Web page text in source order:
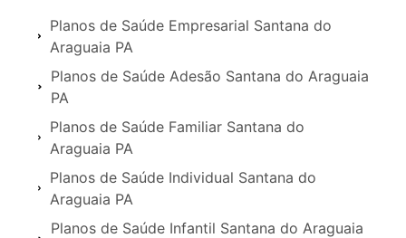
Planos de Saúde Empresarial Santana do
Araguaia PA
Planos de Saúde Adesão Santana do Araguaia
PA
Planos de Saúde Familiar Santana do
Araguaia PA
Planos de Saúde Individual Santana do
Araguaia PA
Planos de Saúde Infantil Santana do Araguaia